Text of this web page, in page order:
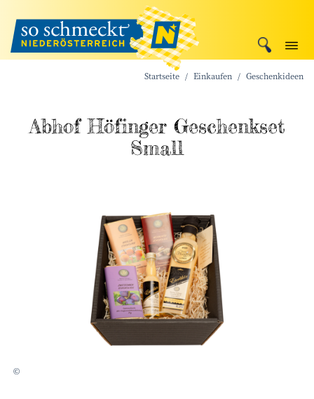
Startseite Einkaufen Geschenkideen
Abhof Höfinger Geschenkset
Small
©Doris Schwarz-König